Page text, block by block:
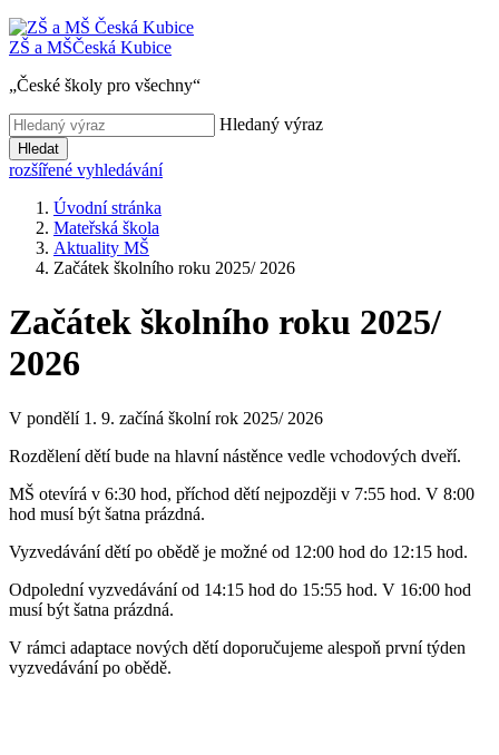
ZŠ a MŠČeská Kubice
„České školy pro všechny“
Hledaný výraz
Hledat
rozšířené vyhledávání
Úvodní stránka
Mateřská škola
Aktuality MŠ
Začátek školního roku 2025/ 2026
Začátek školního roku 2025/
2026
V pondělí 1. 9. začíná školní rok 2025/ 2026
Rozdělení dětí bude na hlavní nástěnce vedle vchodových dveří.
MŠ otevírá v 6:30 hod, příchod dětí nejpozději v 7:55 hod. V 8:00
hod musí být šatna prázdná.
Vyzvedávání dětí po obědě je možné od 12:00 hod do 12:15 hod.
Odpolední vyzvedávání od 14:15 hod do 15:55 hod. V 16:00 hod
musí být šatna prázdná.
V rámci adaptace nových dětí doporučujeme alespoň první týden
vyzvedávání po obědě.